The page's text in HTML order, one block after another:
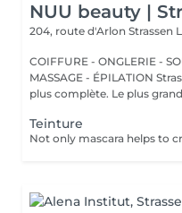
NUU beauty |
204, route d'Arlon Strassen
COIFFURE - ONGLERIE -
MASSAGE - ÉPILATION Strassen, c'est NUU dans sa version la
plus complète. Le plus grand
Teinture